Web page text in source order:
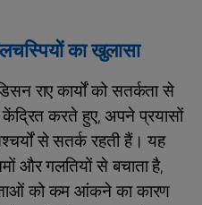
का खुलासा
राए कार्यों को सतर्कता से
केंद्रित करते हुए, अपने प्रयासों
से सतर्क रहती हैं। यह
और गलतियों से बचाता है,
को कम आंकने का कारण